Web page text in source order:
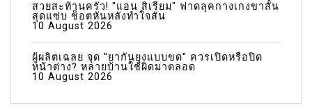
สวยสะท้านครัว! "แอน สิเรียม" ฟาดลุคกางเกงขาสั้น
สุดแซ่บ ช็อตหันหลังทำใจสั่น
10 August 2026
ผู้ผลิตเฉลย จุด "ยากันยุงแบบขด" ควรเปิดหรือปิด
หน้าต่าง? หลายบ้านใช้ผิดมาตลอด
10 August 2026